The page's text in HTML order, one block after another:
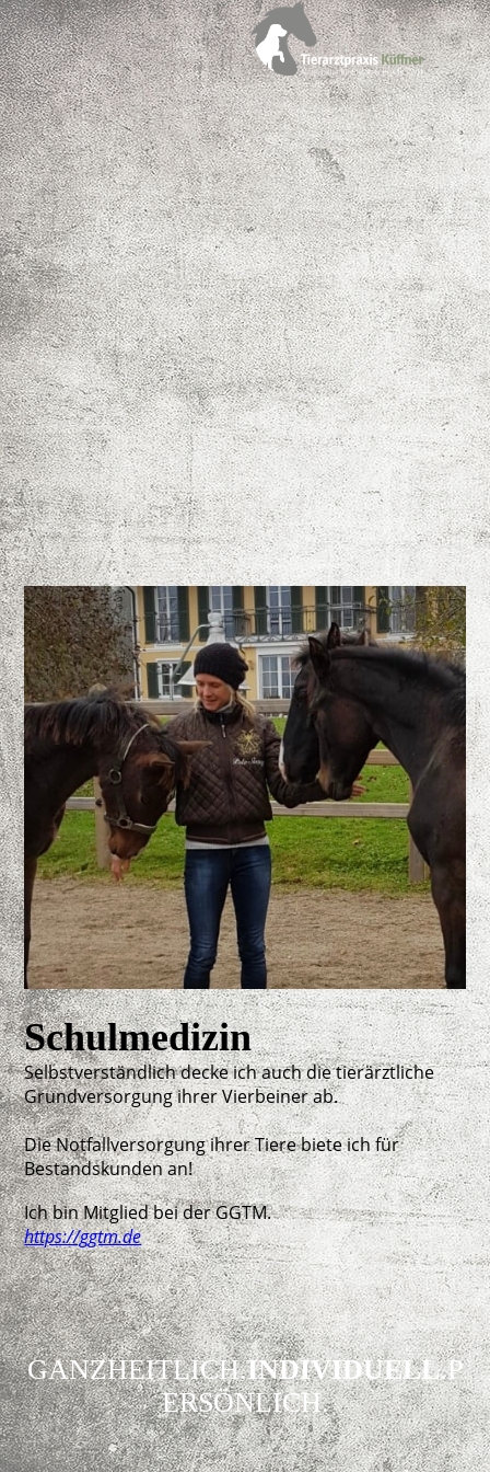
Schulmedizin
Selbstverständlich decke ich auch dietierärztliche
Grundversorgung ihrer Vierbeiner ab.
Die Notfallversorgung ihrer Tiere biete ich für
Bestandskunden an!
Ich bin Mitglied bei der GGTM.
https://ggtm.de
GANZHEITLICH.INDIVIDUELL.P
ERSÖNLICH.